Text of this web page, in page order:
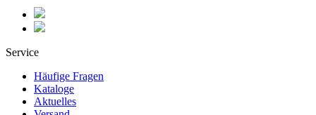
Service
Häufige Fragen
Kataloge
Aktuelles